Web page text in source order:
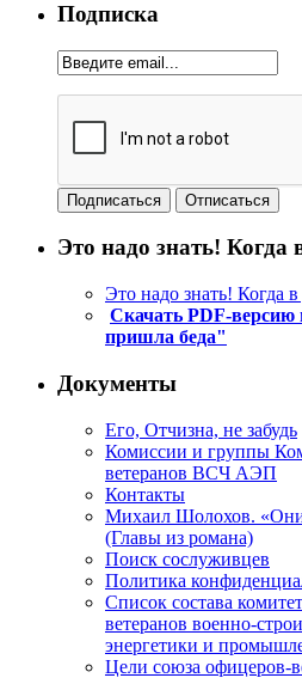
Подписка
Это надо знать! Когда
Это надо знать! Когда
Скачать PDF-версию
пришла беда"
Документы
Его, Отчизна, не забудь
Комиссии и группы
ветеранов ВСЧ АЭП
Контакты
Михаил Шолохов. «Они
(Главы из романа)
Поиск сослуживцев
Политика
Список состава
ветеранов военно-
энергетики и
Цели союза